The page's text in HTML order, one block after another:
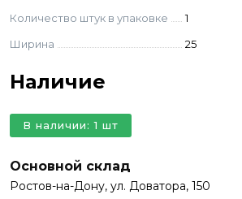
Количество штук в упаковке
1
Ширина
25
Наличие
Основной склад
Ростов-на-Дону, ул. Доватора, 150
В наличии: 1 шт